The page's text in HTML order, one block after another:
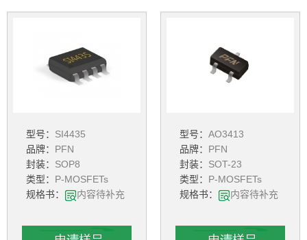
型号： SI4435
品牌： PFN
封装： SOP8
类型： P-MOSFETs
规格书：
内容待补充
型号： AO3413
品牌： PFN
封装： SOT-23
类型： P-MOSFETs
规格书：
内容待补充